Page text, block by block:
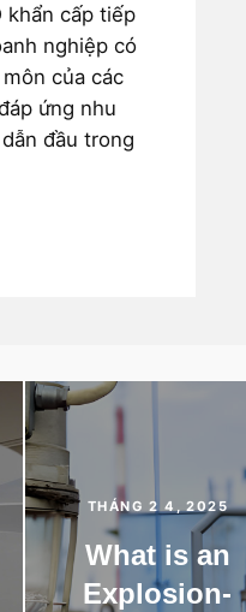
khẩn cấp tiếp
nghiệp có
của các
ứng nhu
đầu trong
THÁNG 2 4, 2025
What is an
Explosion-